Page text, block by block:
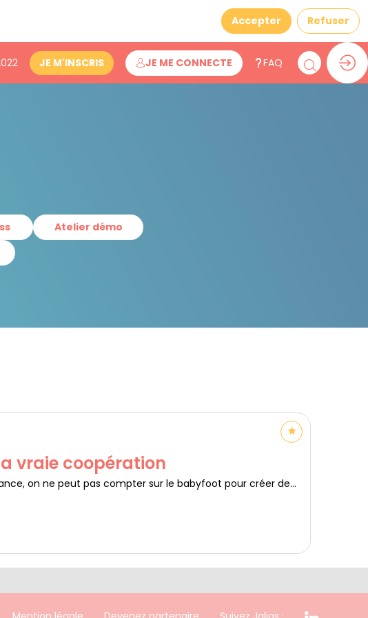
JE M'INSCRIS JE ME CONNECTE FAQ
Atelier démo
vraie coopération
on ne peut pas compter sur le babyfoot pour créer de...
Accepter Refuser